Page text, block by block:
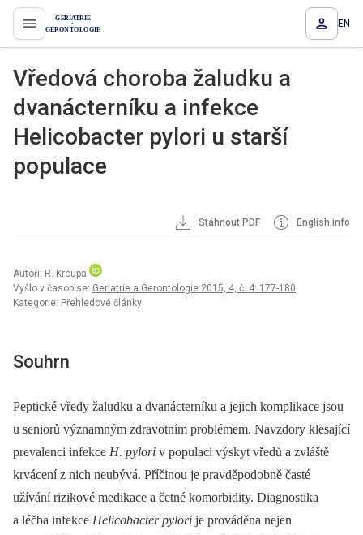
proLékaře.cz EN
Vředová choroba žaludku a
dvanácterníku a infekce
Helicobacter pylori u starší
populace
Stáhnout PDF English info
Autoři: R. Kroupa
Vyšlo v časopise: Geriatrie a Gerontologie 2015, 4, č. 4: 177-180
Kategorie: Přehledové články
Souhrn
Peptické vředy žaludku a dvanácterníku a jejich komplikace jsou
u seniorů významným zdravotním problémem. Navzdory klesající
prevalenci infekce H. pylori v populaci výskyt vředů a zvláště
krvácení z nich neubývá. Příčinou je pravděpodobně časté
užívání rizikové medikace a četné komorbidity. Diagnostika
a léčba infekce Helicobacter pylori je prováděna nejen